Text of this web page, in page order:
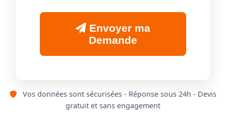
Envoyer ma
Demande
Vos données sont sécurisées - Réponse sous 24h - Devis
gratuit et sans engagement